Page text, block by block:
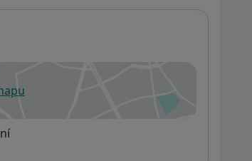
v nové záložce